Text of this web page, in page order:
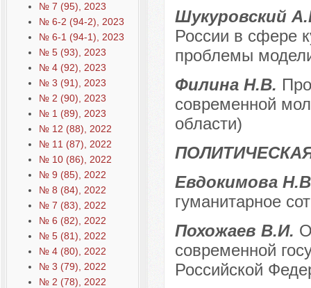
№ 7 (95), 2023
№ 6-2 (94-2), 2023
№ 6-1 (94-1), 2023
№ 5 (93), 2023
№ 4 (92), 2023
№ 3 (91), 2023
№ 2 (90), 2023
№ 1 (89), 2023
№ 12 (88), 2022
№ 11 (87), 2022
№ 10 (86), 2022
№ 9 (85), 2022
№ 8 (84), 2022
№ 7 (83), 2022
№ 6 (82), 2022
№ 5 (81), 2022
№ 4 (80), 2022
№ 3 (79), 2022
№ 2 (78), 2022
Шукуровский
России в сфере
проблемы
Филина Н.В.
современной
области)
Евдокимова
гуманитарное
Похожаев В.И.
современной
Российской